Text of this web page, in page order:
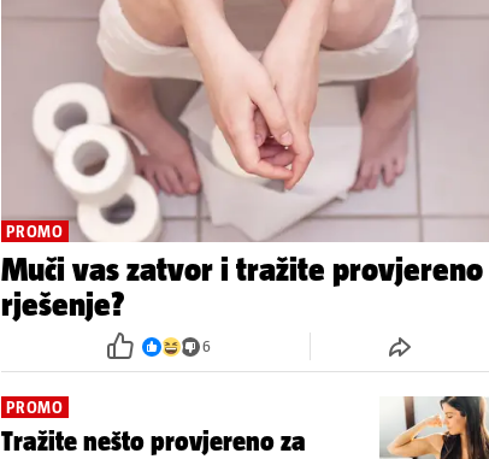
PROMO
Muči vas zatvor i tražite provjereno
rješenje?
6
PROMO
Tražite nešto provjereno za